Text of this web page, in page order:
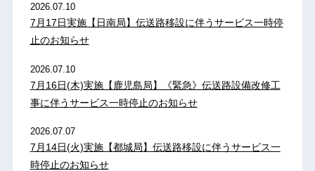
2026.07.10
7月17日実施【日南局】伝送路移設に伴うサービス一時停
止のお知らせ
2026.07.10
7月16日(木)実施【鹿児島局】《緊急》伝送路設備改修工
事に伴うサービス一時停止のお知らせ
2026.07.07
7月14日(火)実施【都城局】伝送路移設に伴うサービス一
時停止のお知らせ